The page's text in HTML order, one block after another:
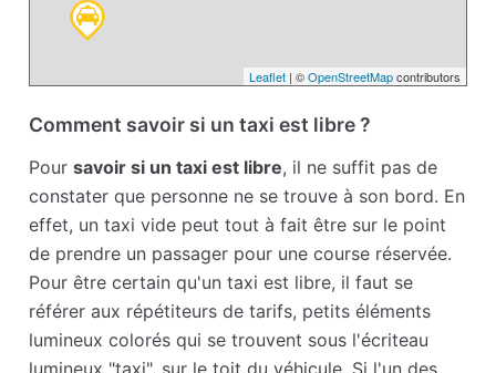
Leaflet| ©OpenStreetMapcontributors
Comment savoir si un taxi est libre ?
Poursavoir si un taxi est libre, il ne suffit pas de
constater que personne ne se trouve à son bord. En
effet, un taxi vide peut tout à fait être sur le point
de prendre un passager pour une course réservée.
Pour être certain qu'un taxi est libre, il faut se
référer aux répétiteurs de tarifs, petits éléments
lumineux colorés qui se trouvent sous l'écriteau